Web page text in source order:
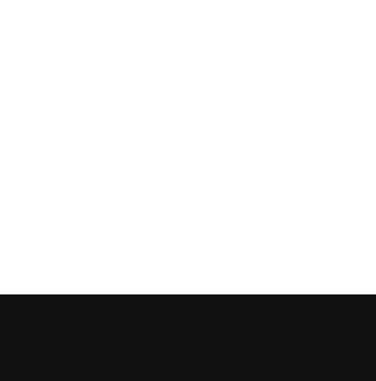
8370R mit Lemken Compact-Solitaire 9. — Landtechnik MV